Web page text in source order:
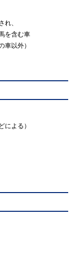
れ、
を含む車
車以外）
による）